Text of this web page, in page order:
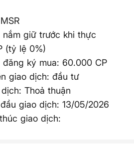
giữ trước khi thực
(tỷ lệ 0%)
ký mua: 60.000 CP
giao dịch: đầu tư
Thoả thuận
giao dịch: 13/05/2026
giao dịch: